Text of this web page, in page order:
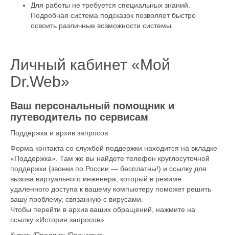
Для работы не требуется специальных знаний.
Подробная система подсказок позволяет быстро
освоить различные возможности системы.
Личный кабинет «Мой
Dr.Web»
Ваш персональный помощник и
путеводитель по сервисам
Поддержка и архив запросов
Форма контакта со службой поддержки находится на вкладке
«Поддержка». Там же вы найдете телефон круглосуточной
поддержки (звонки по России — бесплатны!) и ссылку для
вызова виртуального инженера, который в режиме
удаленного доступа к вашему компьютеру поможет решить
вашу проблему, связанную с вирусами.
Чтобы перейти в архив ваших обращений, нажмите на
ссылку «История запросов».